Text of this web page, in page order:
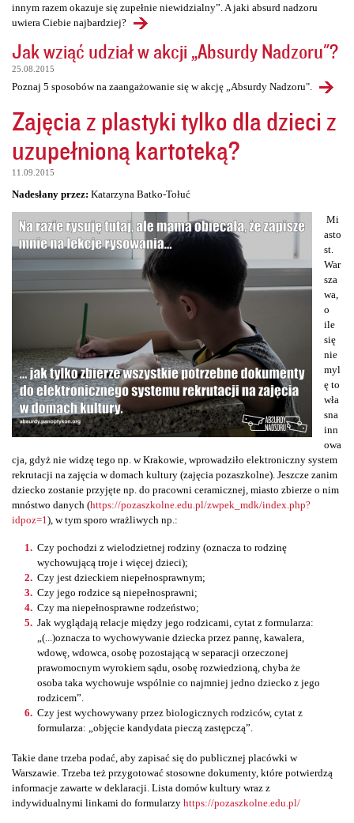
innym razem okazuje się zupełnie niewidzialny”. A jaki absurd nadzoru
uwiera Ciebie najbardziej?
Jak wziąć udział w akcji „Absurdy Nadzoru"?
25.08.2015
Poznaj 5 sposobów na zaangażowanie się w akcję „Absurdy Nadzoru".
Zajęcia z plastyki tylko dla dzieci z
uzupełnioną kartoteką?
11.09.2015
Nadesłany przez: Katarzyna Batko-Tołuć
Mi
asto
st.
War
sza
wa,
o
ile
się
nie
myl
ę to
wła
sna
inn
owa
cja, gdyż nie widzę tego np. w Krakowie, wprowadziło elektroniczny system
rekrutacji na zajęcia w domach kultury (zajęcia pozaszkolne). Jeszcze zanim
dziecko zostanie przyjęte np. do pracowni ceramicznej, miasto zbierze o nim
mnóstwo danych (https://pozaszkolne.edu.pl/zwpek_mdk/index.php?
idpoz=1), w tym sporo wrażliwych np.:
Czy pochodzi z wielodzietnej rodziny (oznacza to rodzinę
wychowującą troje i więcej dzieci);
Czy jest dzieckiem niepełnosprawnym;
Czy jego rodzice są niepełnosprawni;
Czy ma niepełnosprawne rodzeństwo;
Jak wyglądają relacje między jego rodzicami, cytat z formularza:
„(...)oznacza to wychowywanie dziecka przez pannę, kawalera,
wdowę, wdowca, osobę pozostającą w separacji orzeczonej
prawomocnym wyrokiem sądu, osobę rozwiedzioną, chyba że
osoba taka wychowuje wspólnie co najmniej jedno dziecko z jego
rodzicem”.
Czy jest wychowywany przez biologicznych rodziców, cytat z
formularza: „objęcie kandydata pieczą zastępczą”.
Takie dane trzeba podać, aby zapisać się do publicznej placówki w
Warszawie. Trzeba też przygotować stosowne dokumenty, które potwierdzą
informacje zawarte w deklaracji. Lista domów kultury wraz z
indywidualnymi linkami do formularzy https://pozaszkolne.edu.pl/